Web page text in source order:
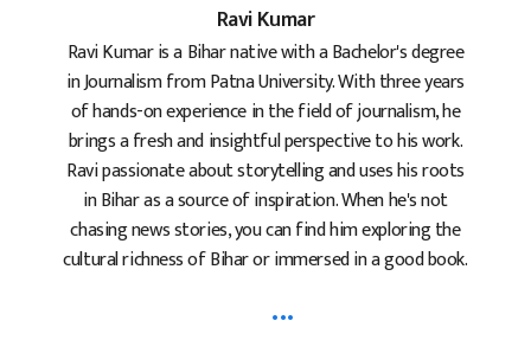
Ravi Kumar
Ravi Kumar is a Bihar native with a Bachelor's degree
in Journalism from Patna University. With three years
of hands-on experience in the field of journalism, he
brings a fresh and insightful perspective to his work.
Ravi passionate about storytelling and uses his roots
in Bihar as a source of inspiration. When he's not
chasing news stories, you can find him exploring the
cultural richness of Bihar or immersed in a good book.
...